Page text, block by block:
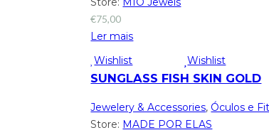
€75,00
Ler mais
Wishlist
Wishlist
SUNGLASS FISH SKIN GOLD
Jewelery & Accessories, Óculos e
Store: MADE POR ELAS